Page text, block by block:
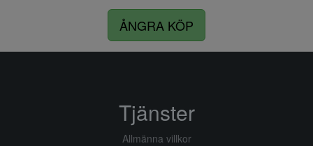
ÅNGRA KÖP
Tjänster
Allmänna villkor